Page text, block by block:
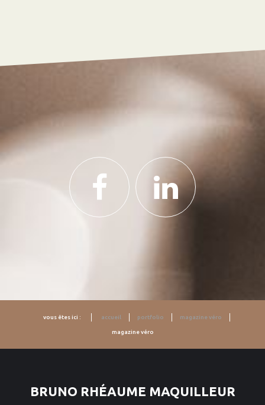
vous êtes ici : accueil portfolio magazine véro
magazine véro
BRUNO RHÉAUME MAQUILLEUR